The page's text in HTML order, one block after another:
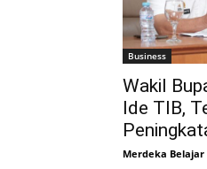
Business
Wakil
Ide TIB,
Merdeka Belajar